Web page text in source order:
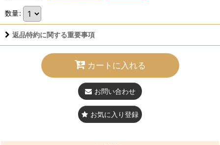
数量:
返品特約に関する重要事項
カートに入れる
お問い合わせ
お気に入り登録